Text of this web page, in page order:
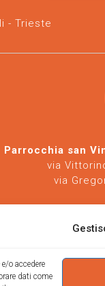
o accedere
dati come
- Trieste
Parrocchia san
via
via
www.svdp-
Informativa